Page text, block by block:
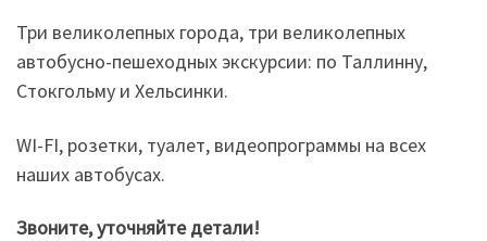
Три великолепных города, три великолепных
автобусно-пешеходных экскурсии: по Таллинну,
Стокгольму и Хельсинки.
WI-FI, розетки, туалет, видеопрограммы на всех
наших автобусах.
Звоните, уточняйте детали!